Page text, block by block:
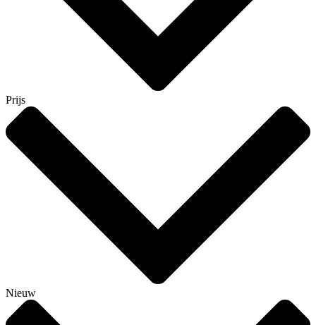
Prijs
Nieuw